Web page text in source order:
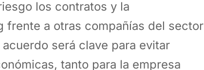
los contratos y la
frente a otras compañías del sector
será clave para evitar
tanto para la empresa